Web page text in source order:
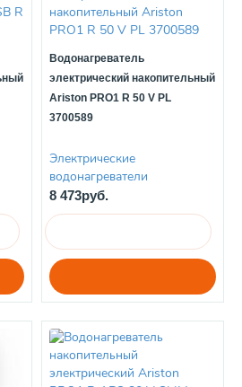
Водонагреватель
электрический накопительный
Ariston PRO1 R 50 V PL
3700589
Электрические
водонагреватели
8 473руб.